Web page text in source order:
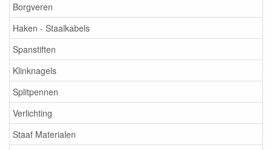
Borgveren
Haken - Staalkabels
Spanstiften
Klinknagels
Splitpennen
Verlichting
Staaf Materialen